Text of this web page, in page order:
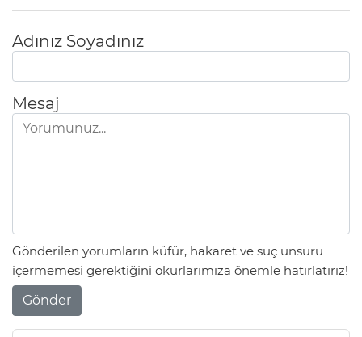
Adınız Soyadınız
Mesaj
Gönderilen yorumların küfür, hakaret ve suç unsuru
içermemesi gerektiğini okurlarımıza önemle hatırlatırız!
Gönder